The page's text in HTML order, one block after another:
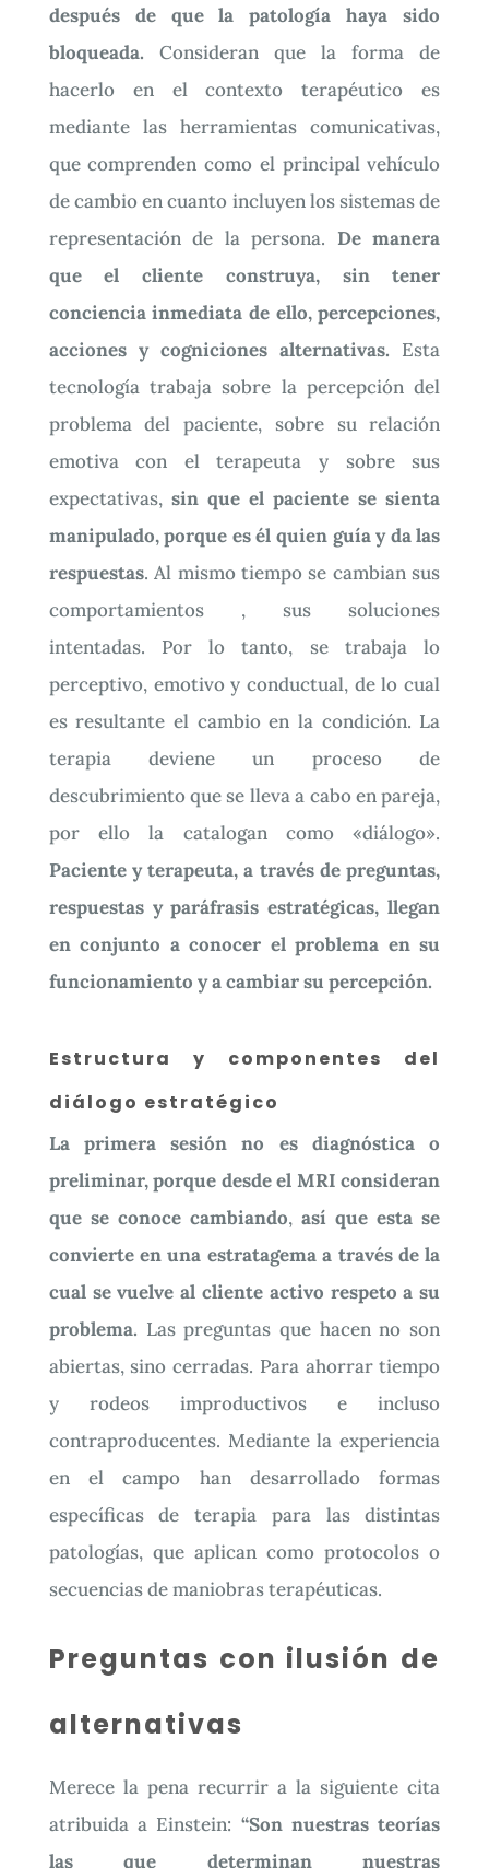
después de que la patología haya sido
bloqueada. Consideran que la forma de
hacerlo en el contexto terapéutico es
mediante las herramientas comunicativas,
que comprenden como el principal vehículo
de cambio en cuanto incluyen los sistemas de
representación de la persona. De manera
que el cliente construya, sin tener
conciencia inmediata de ello, percepciones,
acciones y cogniciones alternativas. Esta
tecnología trabaja sobre la percepción del
problema del paciente, sobre su relación
emotiva con el terapeuta y sobre sus
expectativas, sin que el paciente se sienta
manipulado, porque es él quien guía y da las
respuestas. Al mismo tiempo se cambian sus
comportamientos , sus soluciones
intentadas. Por lo tanto, se trabaja lo
perceptivo, emotivo y conductual, de lo cual
es resultante el cambio en la condición. La
terapia deviene un proceso de
descubrimiento que se lleva a cabo en pareja,
por ello la catalogan como «diálogo».
Paciente y terapeuta, a través de preguntas,
respuestas y paráfrasis estratégicas, llegan
en conjunto a conocer el problema en su
funcionamiento y a cambiar su percepción.
Estructura y componentes del
diálogo estratégico
La primera sesión no es diagnóstica o
preliminar, porque desde el MRI consideran
que se conoce cambiando,así que esta se
convierte en una estratagema a través de la
cual se vuelve al cliente activo respeto a su
problema. Las preguntas que hacen no son
abiertas, sino cerradas. Para ahorrar tiempo
y rodeos improductivos e incluso
contraproducentes. Mediante la experiencia
en el campo han desarrollado formas
específicas de terapia para las distintas
patologías, que aplican como protocolos o
secuencias de maniobras terapéuticas.
Preguntas con ilusión de
alternativas
Merece la pena recurrir a la siguiente cita
atribuida a Einstein: “Son nuestras teorías
las que determinan nuestras